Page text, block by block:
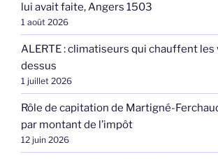
lui avait faite, Angers 1503
1 août 2026
ALERTE : climatiseurs qui chauffent les
dessus
1 juillet 2026
Rôle de capitation de Martigné-
par montant de l’impôt
12 juin 2026